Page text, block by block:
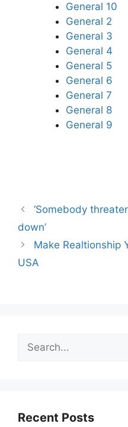
General 10
General 2
General 3
General 4
General 5
General 6
General 7
General 8
General 9
‘Somebody
down’
Make Realtionship
USA
Search
Recent Posts